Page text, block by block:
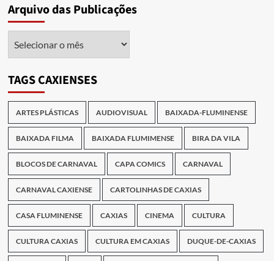
Arquivo das Publicações
TAGS CAXIENSES
ARTES PLÁSTICAS AUDIOVISUAL BAIXADA-FLUMINENSE
BAIXADA FILMA BAIXADA FLUMIMENSE BIRA DA VILA
BLOCOS DE CARNAVAL CAPA COMICS CARNAVAL
CARNAVAL CAXIENSE CARTOLINHAS DE CAXIAS
CASA FLUMINENSE CAXIAS CINEMA CULTURA
CULTURA CAXIAS CULTURA EM CAXIAS DUQUE-DE-CAXIAS